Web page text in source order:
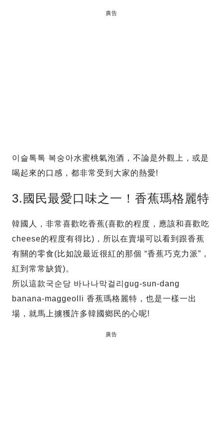
廣告
이슬톡톡 복숭아水蜜桃氣泡酒，不論是外觀上，或是
喝起來的口感，都非常受到大家的熱愛!
3.國民最愛口味之一！香蕉瑪格麗特
韓國人，非常喜歡吃香蕉(喜歡的程度，應該和喜歡吃
cheese的程度有得比)，所以在賣場可以看到跟香蕉
有關的零食(比如說最近很紅的那個 “香蕉巧克力派”，
紅到常常缺貨)。
所以這款국순당 바나나막걸리gug-sun-dang
banana-maggeolli 香蕉瑪格麗特，也是一樣一出
場，就馬上擄獲許多韓國鄉民的心呢!
廣告